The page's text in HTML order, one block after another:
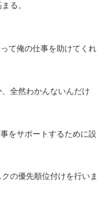
る。
て俺の仕事を助けてくれ
全然わかんないんだけ
をサポートするために設
の優先順位付けを行いま